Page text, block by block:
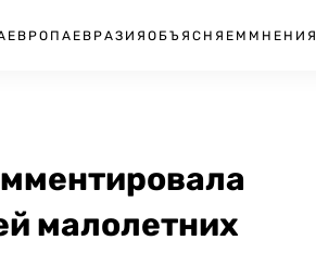
ЕВРОПА ЕВРАЗИЯ ОБЪЯСНЯЕМ МНЕНИЯ
малолетних